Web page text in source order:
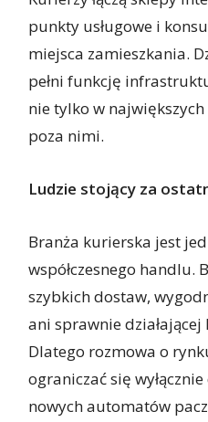
punkty usługowe i
miejsca zamieszkania.
pełni funkcję
nie tylko w
poza nimi.
Ludzie stojący za
Branża kurierska jest
współczesnego handlu.
szybkich dostaw,
ani sprawnie
Dlatego rozmowa o
ograniczać się
nowych automatów